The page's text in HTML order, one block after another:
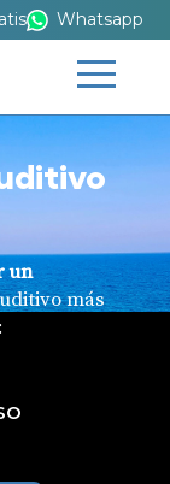
Whatsapp
un
más